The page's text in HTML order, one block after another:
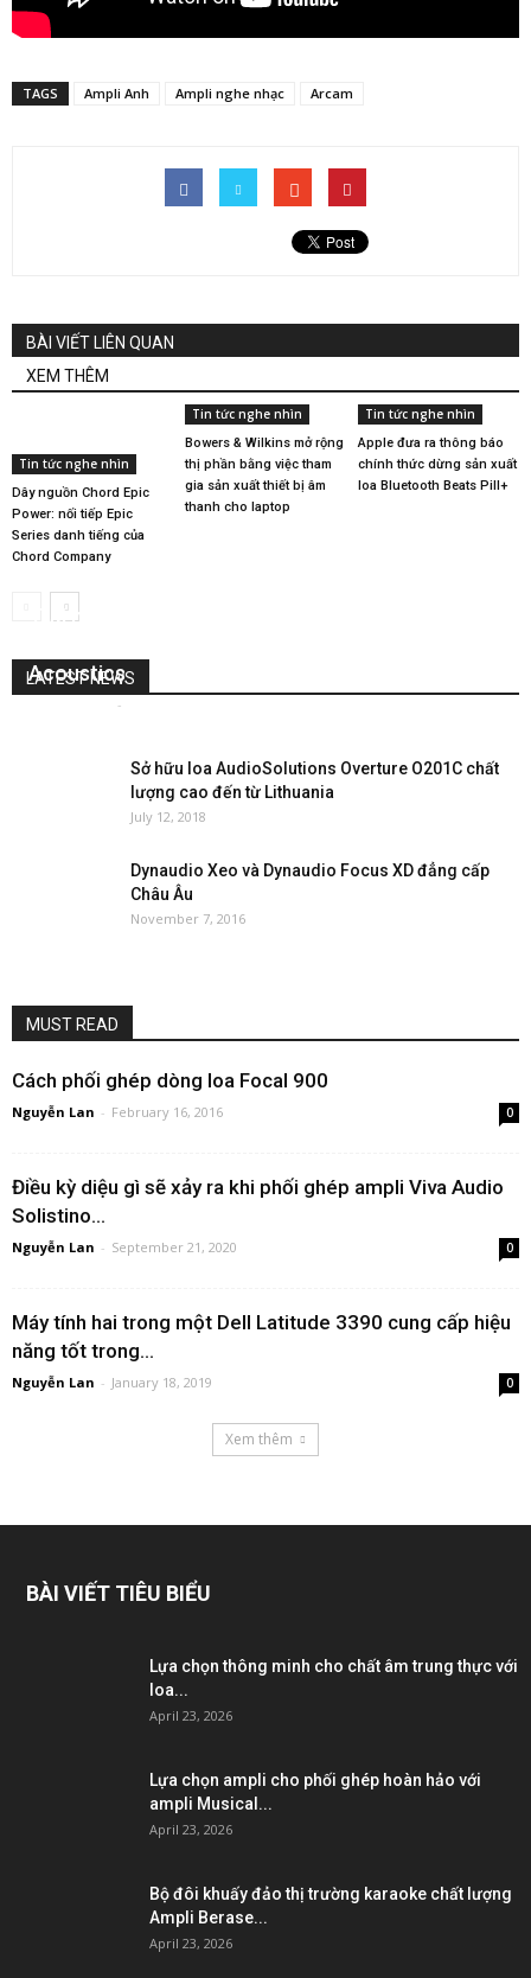
TAGS Ampli Anh Ampli nghe nhạc Arcam
BÀI VIẾT LIÊN QUAN
XEM THÊM
Tin tức nghe nhìn
Dây nguồn Chord Epic
Power: nối tiếp Epic
Series danh tiếng của
Chord Company
Tin tức nghe nhìn
Bowers & Wilkins mở rộng
thị phần bằng việc tham
gia sản xuất thiết bị âm
thanh cho laptop
Tin tức nghe nhìn
Apple đưa ra thông báo
chính thức dừng sản xuất
loa Bluetooth Beats Pill+
LATEST NEWS
Trải nghiệm không gian âm thanh đẳng cấp cùng
Acoustics
-
Sở hữu loa AudioSolutions Overture O201C chất
lượng cao đến từ Lithuania
July 12, 2018
Dynaudio Xeo và Dynaudio Focus XD đẳng cấp
Châu Âu
November 7, 2016
MUST READ
Cách phối ghép dòng loa Focal 900
Nguyễn Lan - February 16, 2016 0
Điều kỳ diệu gì sẽ xảy ra khi phối ghép ampli Viva Audio
Solistino...
Nguyễn Lan - September 21, 2020 0
Máy tính hai trong một Dell Latitude 3390 cung cấp hiệu
năng tốt trong...
Nguyễn Lan - January 18, 2019 0
Xem thêm
BÀI VIẾT TIÊU BIỂU
Lựa chọn thông minh cho chất âm trung thực với
loa...
April 23, 2026
Lựa chọn ampli cho phối ghép hoàn hảo với
ampli Musical...
April 23, 2026
Bộ đôi khuấy đảo thị trường karaoke chất lượng
Ampli Berase...
April 23, 2026